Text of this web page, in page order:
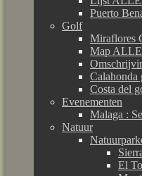
Puerto
Golf
Miraflores
Map ALLE
Calahonda
Costa del
Evenementen
Malaga :
Natuur
El